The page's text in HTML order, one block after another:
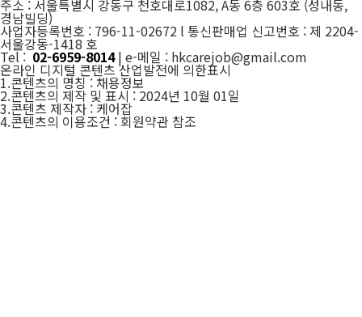
주소 : 서울특별시 강동구 천호대로1082, A동 6층 603호 (성내동,
경남빌딩)
사업자등록번호 : 796-11-02672 l 통신판매업 신고번호 : 제 2204-
서울강동-1418 호
Tel : 02-6959-8014| e-메일 : hkcarejob@gmail.com
온라인 디지털 콘텐츠 산업발전에 의한표시
1.콘텐츠의 명칭 : 채용정보
2.콘텐츠의 제작 및 표시 : 2024년 10월 01일
3.콘텐츠 제작자 : 케어잡
4.콘텐츠의 이용조건 : 회원약관 참조